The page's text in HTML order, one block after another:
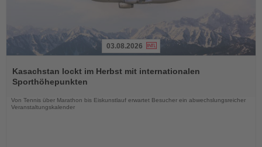
Sie
die
Nachrichten
03.08.2026
Kasachstan lockt im Herbst mit internationalen
Sporthöhepunkten
Von Tennis über Marathon bis Eiskunstlauf erwartet Besucher ein abwechslungsreicher
Veranstaltungskalender